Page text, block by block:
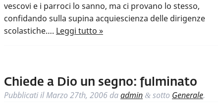
vescovi e i parroci lo sanno, ma ci provano lo stesso,
confidando sulla supina acquiescienza delle dirigenze
scolastiche…. Leggi tutto »
Chiede a Dio un segno: fulminato
Pubblicati ilMarzo 27th, 2006 daadmin & sotto Generale.